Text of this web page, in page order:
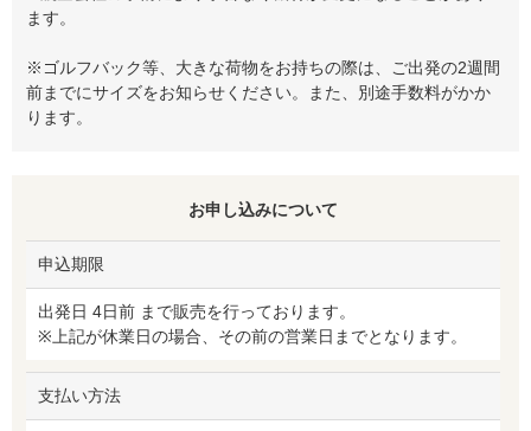
ます。
※ゴルフバック等、大きな荷物をお持ちの際は、ご出発の2週間
前までにサイズをお知らせください。また、別途手数料がかか
ります。
お申し込みについて
申込期限
出発日 4日前 まで販売を行っております。
※上記が休業日の場合、その前の営業日までとなります。
支払い方法